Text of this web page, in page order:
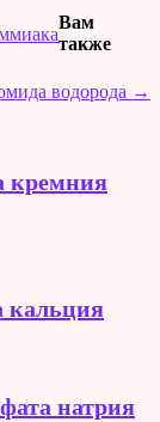
водорода →
Вам
также
кремния
кальция
натрия